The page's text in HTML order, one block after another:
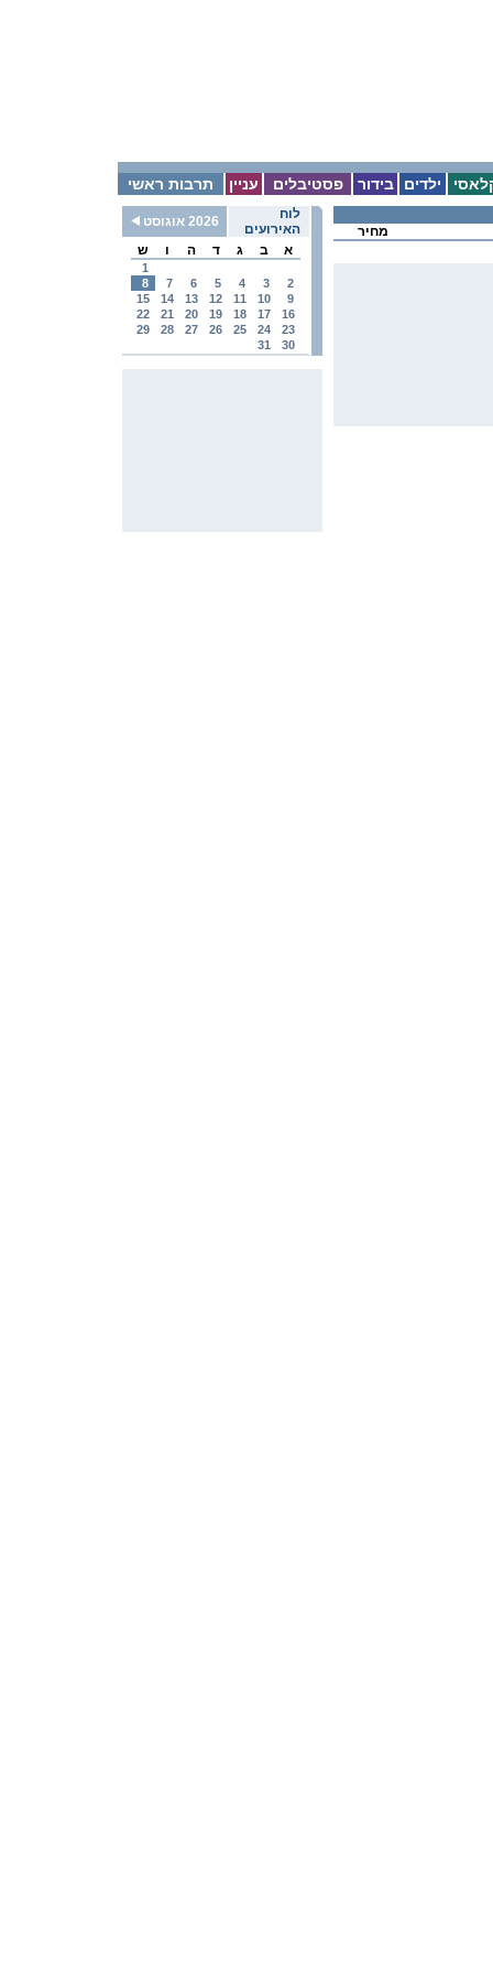
תרבות ראשי עניין פסטיבלים בידור ילדים
לוח
האירועים
2026 אוגוסט
א
ב ג ד ה ו ש
1
2
3
4
5
6
7
8
9
10
11
12
13
14
15
16
17
18
19
20
21
22
23
24
25
26
27
28
29
30
31
מחיר